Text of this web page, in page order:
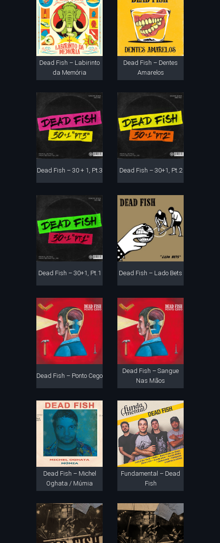
Dead Fish – Labirinto
da Memória
Dead Fish – Dentes
Amarelos
Dead Fish – 30 + 1, Pt.3 Dead Fish – 30+1, Pt.2
Dead Fish – 30+1, Pt.1 Dead Fish – Lado Bets
Dead Fish – Ponto Cego
Dead Fish – Sangue
Nas Mãos
Dead Fish – Michel
Oghata / Múmia
Fundamental – Dead
Fish